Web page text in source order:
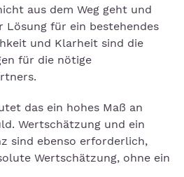
aus dem Weg geht und
Lösung für ein bestehendes
und Klarheit sind die
für die nötige
das ein hohes Maß an
Wertschätzung und ein
sind ebenso erforderlich,
Wertschätzung, ohne ein